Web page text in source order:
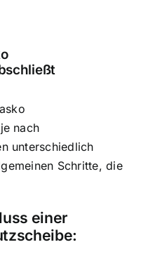
nach
unterschiedlich
Schritte, die
einer